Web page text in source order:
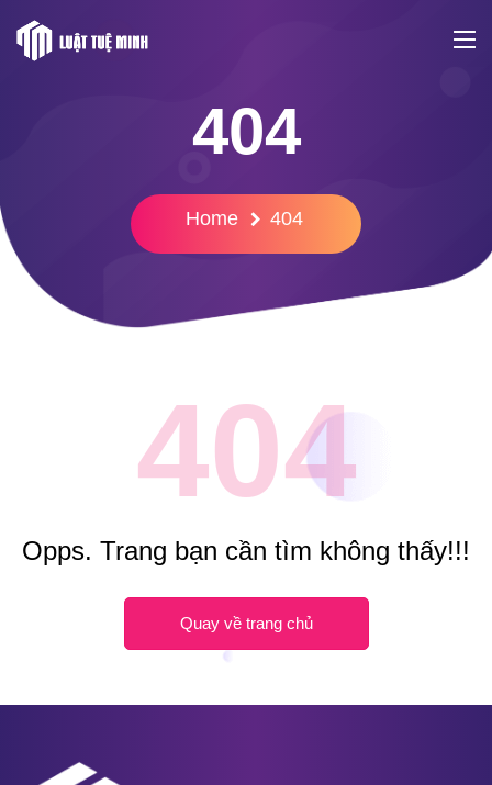
404
Home 404
404
Opps. Trang bạn cần tìm không thấy!!!
Quay về trang chủ